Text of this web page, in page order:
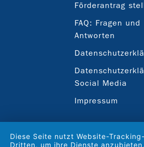
Förderantrag
FAQ: Fragen und
Antworten
Social Media
Impressum
Diese Seite nutzt Website-
Dritten, um ihre Dienste